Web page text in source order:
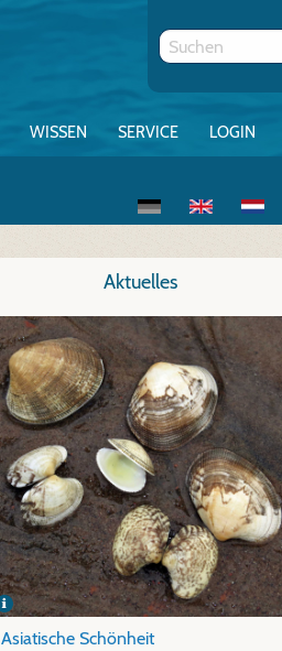
WISSEN SERVICE LOGIN
Aktuelles
Asiatische Schönheit